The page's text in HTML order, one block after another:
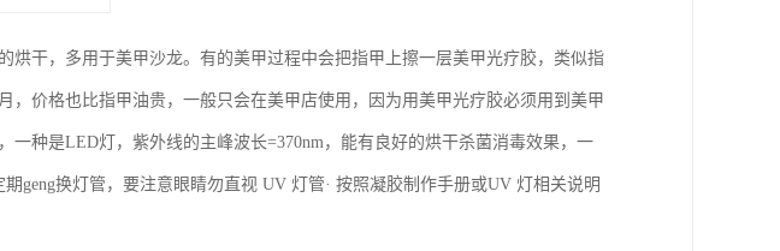
烘干，多用于美甲沙龙。有的美甲过程中会把指甲上擦一层美甲光疗胶，类似指
，价格也比指甲油贵，一般只会在美甲店使用，因为用美甲光疗胶必须用到美甲
一种是LED灯，紫外线的主峰波长=370nm，能有良好的烘干杀菌消毒效果，一
geng换灯管，要注意眼睛勿直视 UV 灯管· 按照凝胶制作手册或UV 灯相关说明